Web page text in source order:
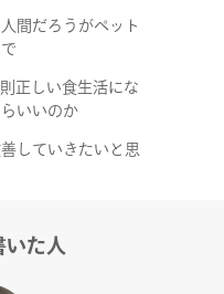
間だろうがペット
正しい食生活にな
いいのか
していきたいと思
いた人